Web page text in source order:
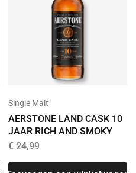
Single Malt
AERSTONE LAND CASK 10
JAAR RICH AND SMOKY
€24,99